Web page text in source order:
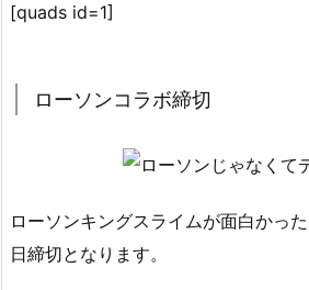
[quads id=1]
ローソンコラボ締切
ローソンキングスライムが面白かっ
日締切となります。